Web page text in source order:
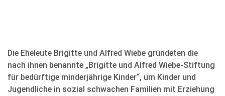
Die Eheleute Brigitte und Alfred Wiebe gründeten die
nach ihnen benannte „Brigitte und Alfred Wiebe-Stiftung
für bedürftige minderjährige Kinder“, um Kinder und
Jugendliche in sozial schwachen Familien mit Erziehung